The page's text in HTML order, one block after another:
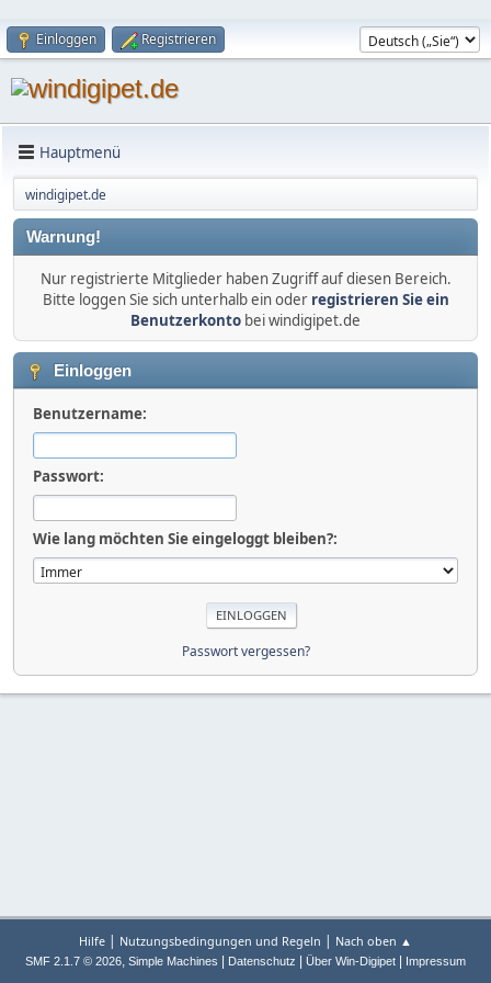
Einloggen Registrieren
Hauptmenü
windigipet.de
Warnung!
Nur registrierte Mitglieder haben Zugriff auf diesen Bereich.
Bitte loggen Sie sich unterhalb ein oder registrieren Sie ein
Benutzerkonto bei windigipet.de
Einloggen
Benutzername:
Passwort:
Wie lang möchten Sie eingeloggt bleiben?:
Passwort vergessen?
Hilfe | Nutzungsbedingungen und Regeln | Nach oben ▲
SMF 2.1.7 © 2026, Simple Machines Datenschutz Über Win-Digipet Impressum